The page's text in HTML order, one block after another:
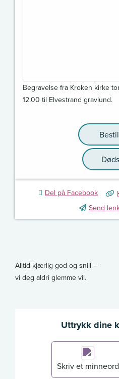
Begravelse fra Kroken kirke
12.00 til Elvestrand gravlund.
Del på Facebook
Send
Alltid kjærlig god og snill –
vi deg aldri glemme vil.
Uttrykk dine
Skriv et minneord